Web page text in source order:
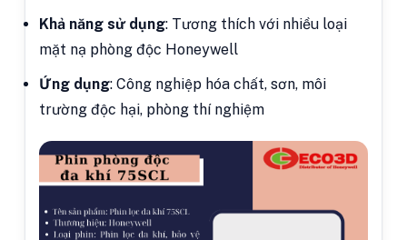
Khả năng sử dụng: Tương thích với nhiều loại
mặt nạ phòng độc Honeywell
Ứng dụng: Công nghiệp hóa chất, sơn, môi
trường độc hại, phòng thí nghiệm